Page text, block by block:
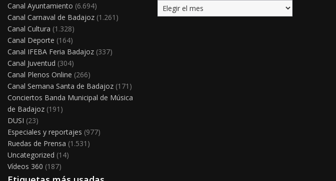
Canal Ayuntamiento (6.694)
Canal Carnaval de Badajoz (1.261)
Canal Cultura (1.328)
Canal Deporte (164)
Canal IFEBA Feria Badajoz (337)
Canal Juventud (304)
Canal Plenos Online (266)
Canal Semana Santa de Badajoz (171)
Conciertos Banda Municipal de Música
de Badajoz (191)
DUSI (23)
Especiales y reportajes (977)
Ruedas de Prensa (1.531)
Uncategorized (14)
Vídeos 360 (187)
Archivo